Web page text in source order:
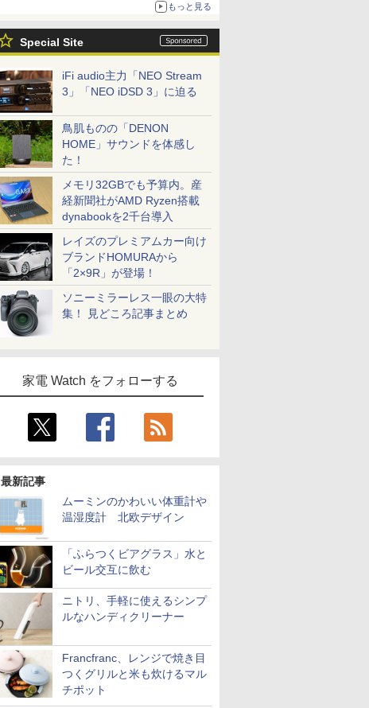
もっと見る
Special Site
iFi audio主力「NEO Stream
3」「NEO iDSD 3」に迫る
鳥肌ものの「DENON
HOME」サウンドを体感し
た！
メモリ32GBでも予算内。産
経新聞社がAMD Ryzen搭載
dynabookを2千台導入
レイズのプレミアムカー向け
ブランドHOMURAから
「2×9R」が登場！
ソニーミラーレス一眼の大特
集！ 見どころ記事まとめ
家電 Watch をフォローする
最新記事
ムーミンのかわいい体重計や
温湿度計 北欧デザイン
「ふらつくビアグラス」水と
ビール交互に飲む
ニトリ、手軽に使えるシンプ
ルなハンディクリーナー
Francfranc、レンジで焼き目
つくグリルと米も炊けるマル
チポット